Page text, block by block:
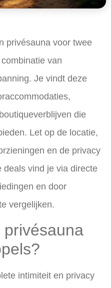
privésauna voor twee
van
Je vindt deze
die
Let op de locatie,
en de privacy
deals vind je via directe
en door
vergelijken.
intimiteit en privacy